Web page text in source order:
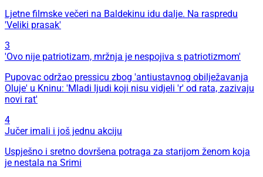
Ljetne filmske večeri na Baldekinu idu dalje. Na raspredu
'Veliki prasak'
3
'Ovo nije patriotizam, mržnja je nespojiva s patriotizmom'
Pupovac održao pressicu zbog 'antiustavnog obilježavanja
Oluje' u Kninu: 'Mladi ljudi koji nisu vidjeli 'r' od rata, zazivaju
novi rat'
4
Jučer imali i još jednu akciju
Uspješno i sretno dovršena potraga za starijom ženom koja
je nestala na Srimi